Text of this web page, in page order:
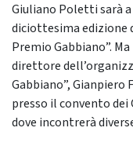
Giuliano Poletti sarà
diciottesima edizione
Premio Gabbiano”.
direttore
Gabbiano”, Gianpiero
presso il convento dei
dove incontrerà